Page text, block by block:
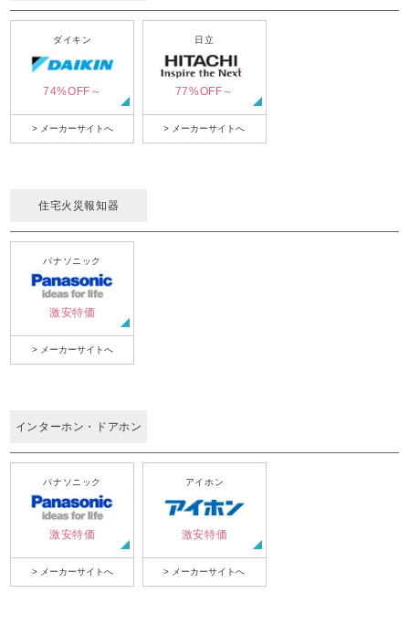
ダイキン
74%OFF～
> メーカーサイトへ
日立
77%OFF～
> メーカーサイトへ
住宅火災報知器
パナソニック
激安特価
> メーカーサイトへ
インターホン・ドアホン
パナソニック
激安特価
> メーカーサイトへ
アイホン
激安特価
> メーカーサイトへ